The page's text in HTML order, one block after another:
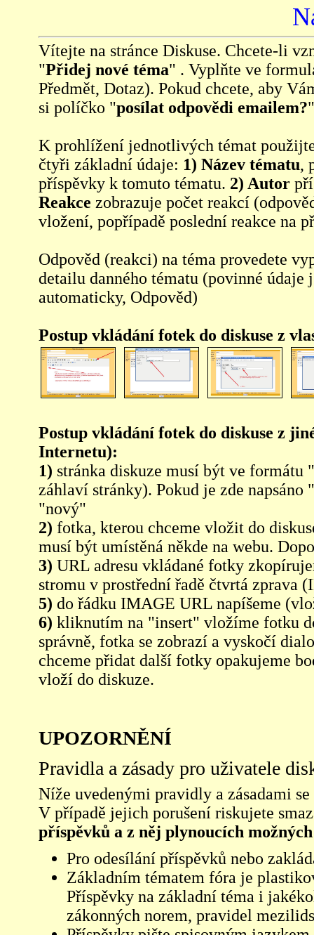
Vítejte na stránce Diskuse. Chcete-li
"Přidej nové téma" . Vyplňte ve
Předmět, Dotaz). Pokud chcete, aby
si políčko "posílat odpovědi emailem?
K prohlížení jednotlivých témat
čtyři základní údaje: 1) Název tématu,
příspěvky k tomuto tématu. 2) Autor
Reakce zobrazuje počet reakcí
vložení, popřípadě poslední reakce na
Odpověd (reakci) na téma provedete
detailu danného tématu (povinné údaje
automaticky, Odpověd)
Postup vkládání fotek do diskuse z
Postup vkládání fotek do diskuse z
Internetu):
1) stránka diskuze musí být ve
záhlaví stránky). Pokud je zde
"nový"
2) fotka, kterou chceme vložit do
musí být umístěná někde na webu.
3) URL adresu vkládané fotky
stromu v prostřední řadě čtvrtá zprava
5) do řádku IMAGE URL napíšeme
6) kliknutím na "insert" vložíme fotku
správně, fotka se zobrazí a vyskočí
chceme přidat další fotky opakujeme
vloží do diskuze.
UPOZORNĚNÍ
Pravidla a zásady pro uživatele
Níže uvedenými pravidly a zásadami
V případě jejich porušení riskujete
příspěvků a z něj plynoucích
Pro odesílání příspěvků nebo
Základním tématem fóra je
Příspěvky na základní téma i
zákonných norem, pravidel